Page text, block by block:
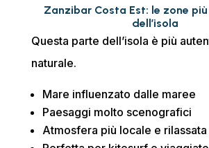
Zanzibar Costa Est: le zone
dell’isola
Questa parte dell’isola è più
naturale.
Mare influenzato dalle maree
Paesaggi molto scenografici
Atmosfera più locale e rilassata